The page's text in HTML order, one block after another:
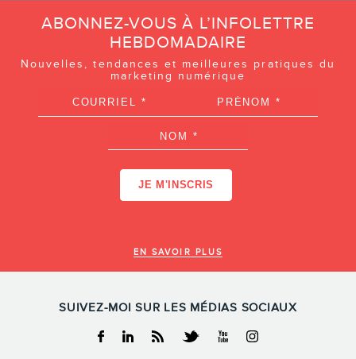
ABONNEZ-VOUS À L’INFOLETTRE
HEBDOMADAIRE
Nouvelles, tendances et meilleures pratiques du
marketing numérique
EN SAVOIR PLUS
SUIVEZ-MOI SUR LES MÉDIAS SOCIAUX
Facebook
LinkedinRSS TwitterYoutubeInstagram